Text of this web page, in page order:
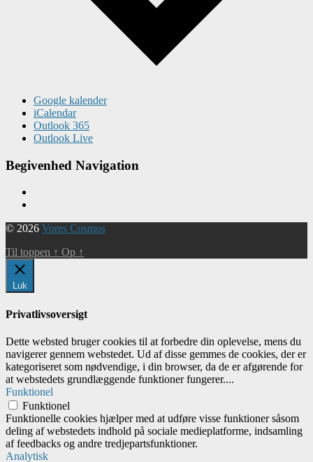
Google kalender
iCalendar
Outlook 365
Outlook Live
Begivenhed Navigation
© 2026 Vores Cosmos
Til toppen ↑ Op ↑
Luk
Privatlivsoversigt
Dette websted bruger cookies til at forbedre din oplevelse, mens du
navigerer gennem webstedet. Ud af disse gemmes de cookies, der er
kategoriseret som nødvendige, i din browser, da de er afgørende for
at webstedets grundlæggende funktioner fungerer....
Funktionel
Funktionel
Funktionelle cookies hjælper med at udføre visse funktioner såsom
deling af webstedets indhold på sociale medieplatforme, indsamling
af feedbacks og andre tredjepartsfunktioner.
Analytisk